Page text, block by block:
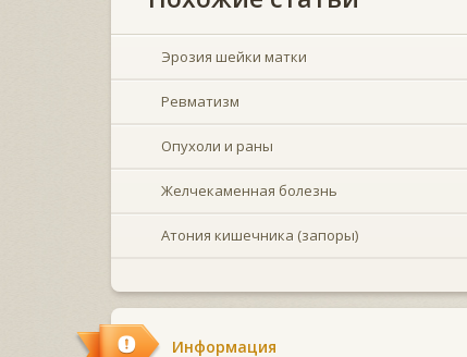
Эрозия шейки матки
Ревматизм
Опухоли и раны
Желчекаменная болезнь
Атония кишечника (запоры)
Информация